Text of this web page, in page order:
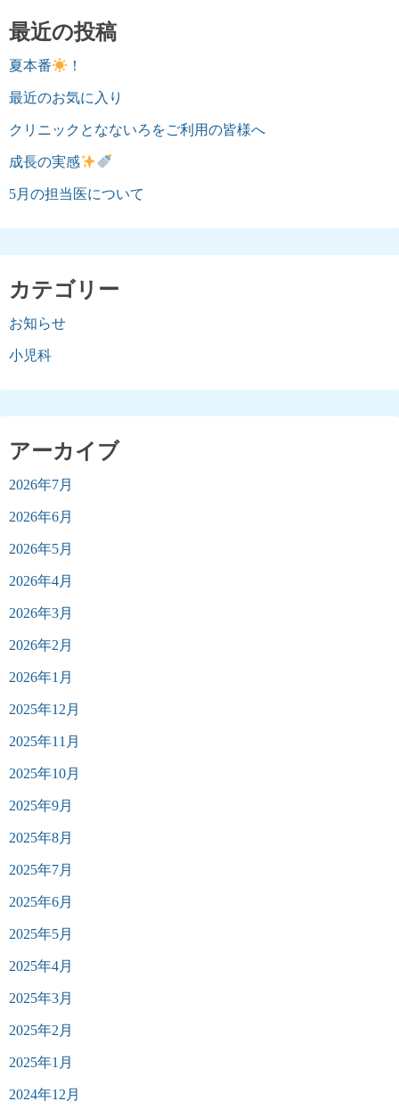
最近の投稿
夏本番 ！
最近のお気に入り
クリニックとなないろをご利用の皆様へ
成長の実感
5月の担当医について
カテゴリー
お知らせ
小児科
アーカイブ
2026年7月
2026年6月
2026年5月
2026年4月
2026年3月
2026年2月
2026年1月
2025年12月
2025年11月
2025年10月
2025年9月
2025年8月
2025年7月
2025年6月
2025年5月
2025年4月
2025年3月
2025年2月
2025年1月
2024年12月